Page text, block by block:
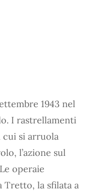
1943 nel
I rastrellamenti
cui si arruola
l’azione sul
operaie
Tretto, la sfilata a